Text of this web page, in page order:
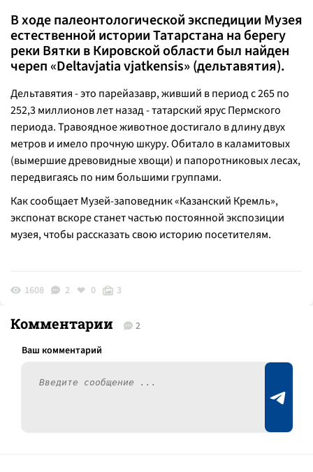
В ходе палеонтологической экспедиции Музея
естественной истории Татарстана на берегу
реки Вятки в Кировской области был найден
череп «Deltavjatia vjatkensis» (дельтавятия).
Дельтавятия - это парейазавр, живший в период с 265 по
252,3 миллионов лет назад - татарский ярус Пермского
периода. Травоядное животное достигало в длину двух
метров и имело прочную шкуру. Обитало в каламитовых
(вымершие древовидные хвощи) и папоротниковых лесах,
передвигаясь по ним большими группами.
Как сообщает Музей-заповедник «Казанский Кремль»,
экспонат вскоре станет частью постоянной экспозиции
музея, чтобы рассказать свою историю посетителям.
1608 2 0 3
Комментарии 2